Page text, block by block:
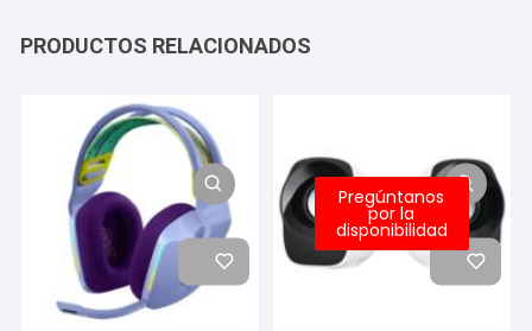
PRODUCTOS RELACIONADOS
Pregúntanos
por la
disponibilidad